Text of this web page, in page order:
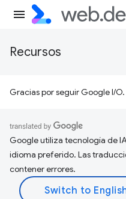
Recursos
Gracias por seguir Google I/O.
Google utiliza tecnología de
idioma preferido. Las
contener errores.